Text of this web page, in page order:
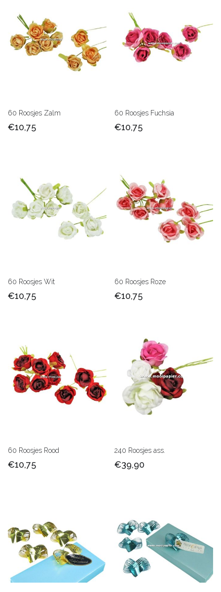
60 Roosjes Zalm
€10,75
60 Roosjes Fuchsia
€10,75
60 Roosjes Wit
€10,75
60 Roosjes Roze
€10,75
60 Roosjes Rood
€10,75
240 Roosjes ass.
€39,90